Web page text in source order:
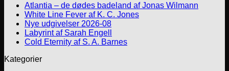
Atlantia – de dødes badeland af Jonas Wilmann
White Line Fever af K. C. Jones
Nye udgivelser 2026-08
Labyrint af Sarah Engell
Cold Eternity af S. A. Barnes
Kategorier